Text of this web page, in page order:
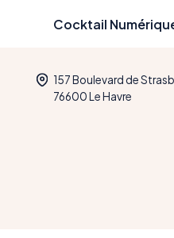
Cocktail
157 Boulevard de
76600 Le Havre